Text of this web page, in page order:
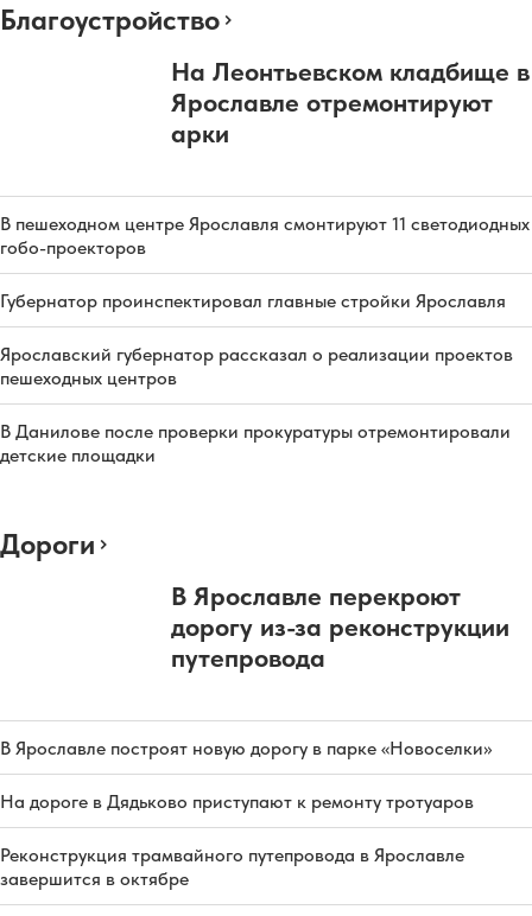
Благоустройство
На Леонтьевском кладбище в
Ярославле отремонтируют
арки
В пешеходном центре Ярославля смонтируют 11 светодиодных
гобо-проекторов
Губернатор проинспектировал главные стройки Ярославля
Ярославский губернатор рассказал о реализации проектов
пешеходных центров
В Данилове после проверки прокуратуры отремонтировали
детские площадки
Дороги
В Ярославле перекроют
дорогу из-за реконструкции
путепровода
В Ярославле построят новую дорогу в парке «Новоселки»
На дороге в Дядьково приступают к ремонту тротуаров
Реконструкция трамвайного путепровода в Ярославле
завершится в октябре